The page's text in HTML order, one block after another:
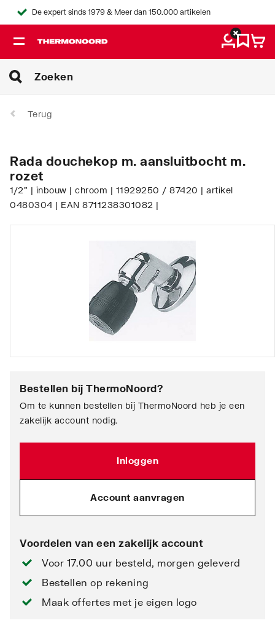
De expert sinds 1979 & Meer dan 150.000 artikelen
Terug
Rada douchekop m. aansluitbocht m.
rozet
1/2" | inbouw | chroom | 11929250 / 87420 | artikel
0480304 | EAN 8711238301082 |
Bestellen bij ThermoNoord?
Om te kunnen bestellen bij ThermoNoord heb je een
zakelijk account nodig.
Inloggen
Account aanvragen
Voordelen van een zakelijk account
Voor 17.00 uur besteld, morgen geleverd
Bestellen op rekening
Maak offertes met je eigen logo